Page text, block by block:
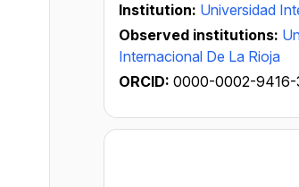
Institution: Universidad
Observed institutions:
Internacional De La Rioja
ORCID: 0000-0002-9416-